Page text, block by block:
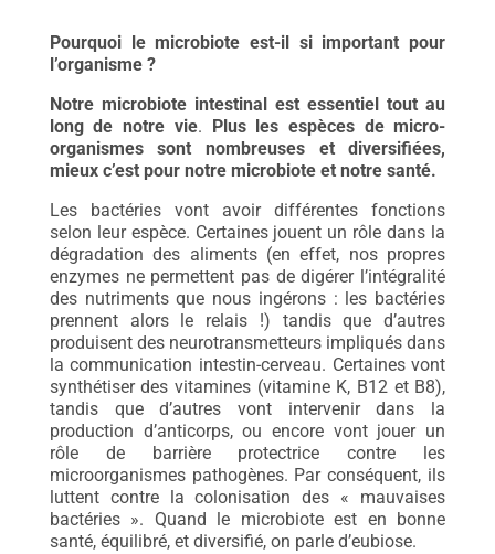
Pourquoi le microbiote est-il si important pour
l’organisme ?
Notre microbiote intestinal est essentiel tout au
long de notre vie. Plus les espèces de micro-
organismes sont nombreuses et diversifiées,
mieux c’est pour notre microbiote et notre santé.
Les bactéries vont avoir différentes fonctions
selon leur espèce. Certaines jouent un rôle dans la
dégradation des aliments (en effet, nos propres
enzymes ne permettent pas de digérer l’intégralité
des nutriments que nous ingérons : les bactéries
prennent alors le relais !) tandis que d’autres
produisent des neurotransmetteurs impliqués dans
la communication intestin-cerveau. Certaines vont
synthétiser des vitamines (vitamine K, B12 et B8),
tandis que d’autres vont intervenir dans la
production d’anticorps, ou encore vont jouer un
rôle de barrière protectrice contre les
microorganismes pathogènes. Par conséquent, ils
luttent contre la colonisation des « mauvaises
bactéries ». Quand le microbiote est en bonne
santé, équilibré, et diversifié, on parle d’eubiose.